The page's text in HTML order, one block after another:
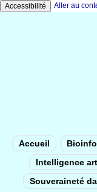
Accessibilité Aller au
Accueil
Intelligence
Souveraineté